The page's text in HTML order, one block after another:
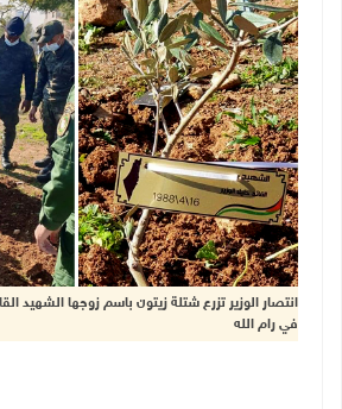
انتصار الوزير تزرع شتلة زيتون باسم زوجها الشهيد
في رام الله